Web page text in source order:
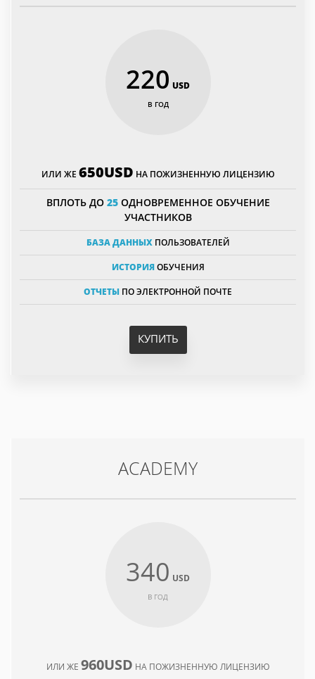
220USD
В ГОД
ИЛИ ЖЕ 650USD НА ПОЖИЗНЕННУЮ ЛИЦЕНЗИЮ
ВПЛОТЬ ДО 25ОДНОВРЕМЕННОЕ ОБУЧЕНИЕ
УЧАСТНИКОВ
БАЗА ДАННЫХПОЛЬЗОВАТЕЛЕЙ
ИСТОРИЯОБУЧЕНИЯ
ОТЧЕТЫ ПО ЭЛЕКТРОННОЙ ПОЧТЕ
КУПИТЬ
ACADEMY
340USD
В ГОД
ИЛИ ЖЕ 960USD НА ПОЖИЗНЕННУЮ ЛИЦЕНЗИЮ